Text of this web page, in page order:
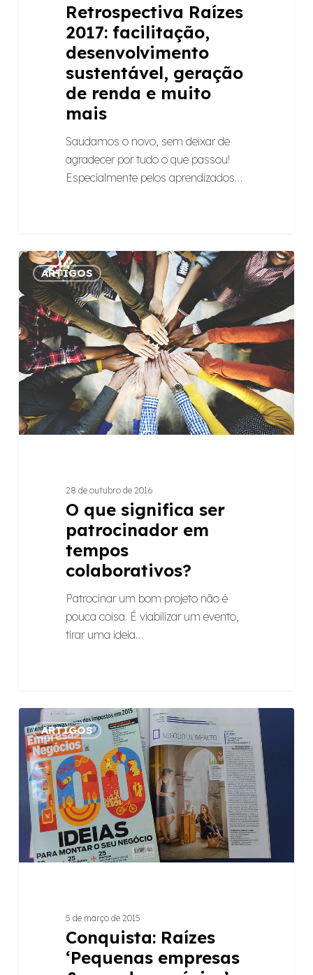
Retrospectiva Raízes
2017: facilitação,
desenvolvimento
sustentável, geração
de renda e muito
mais
Saudamos o novo, sem deixar de
agradecer por tudo o que passou!
Especialmente pelos aprendizados…
O
que
significa
ser
patrocinador
em
tempos
colaborativos?
ARTIGOS
28 de outubro de 2016
O que significa ser
patrocinador em
tempos
colaborativos?
Patrocinar um bom projeto não é
pouca coisa. É viabilizar um evento,
tirar uma ideia…
Conquista:
Raízes
‘Pequenas
empresas
grande
negócios’
ARTIGOS
5 de março de 2015
Conquista: Raízes
‘Pequenas empresas